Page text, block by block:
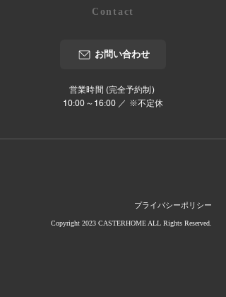
Contact
お問い合わせ
営業時間 (完全予約制)
10:00～16:00 ／ ※不定休
プライバシーポリシー
Copyright 2023 CASTERHOME ALL Rights Reserved.